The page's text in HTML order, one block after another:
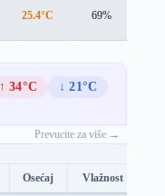
25.4°C 69%
↑ 34°C
↓ 21°C
Prevucite za više →
Osećaj Vlažnost